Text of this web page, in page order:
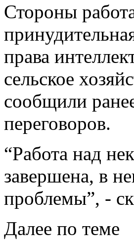
Стороны
права
сельское
сообщили
переговоров.
“Работа над
завершена, в
проблемы”, -
Далее по теме